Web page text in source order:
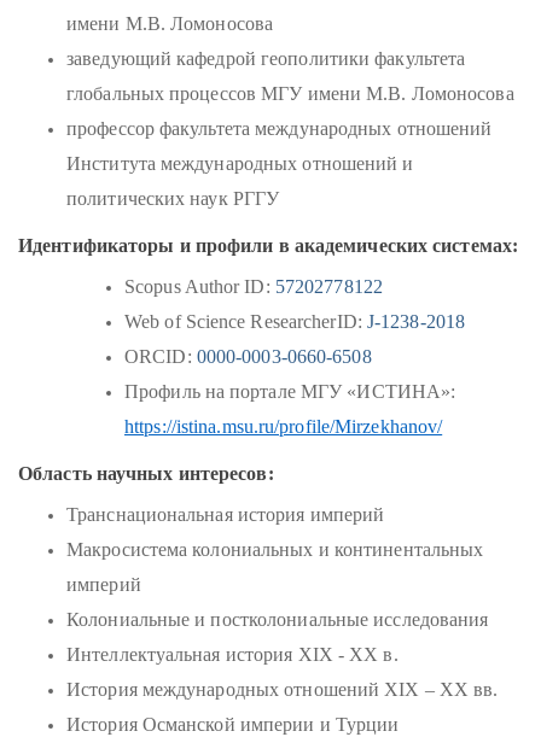
имени М.В. Ломоносова
заведующий кафедрой геополитики факультета
глобальных процессов МГУ имени М.В. Ломоносова
профессор факультета международных отношений
Института международных отношений и
политических наук РГГУ
Идентификаторы и профили в академических системах:
Scopus Author ID: 57202778122
Web of Science ResearcherID: J-1238-2018
ORCID: 0000-0003-0660-6508
Профиль на портале МГУ «ИСТИНА»:
https://istina.msu.ru/profile/Mirzekhanov/
Область научных интересов:
Транснациональная история империй
Макросистема колониальных и континентальных
империй
Колониальные и постколониальные исследования
Интеллектуальная история XIX - ХХ в.
История международных отношений XIX – XX вв.
История Османской империи и Турции